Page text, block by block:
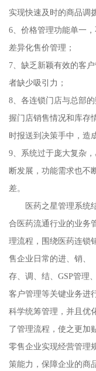
实现快速及时的商品调
6、价格管理功能单一
差异化售价管理；
7、缺乏新颖有效的客
者缺少吸引力；
8、各连锁门店与总部
握门店销售情况和库存
时报送到决策手中，造
9、系统过于庞大复杂
断发展，功能需求也不
差。
医药之星管理系统
合医药流通行业的业务
理流程，围绕医药连锁
售企业日常的进、销、
存、调、结、GSP管理、
客户管理等关键业务进
科学统筹管理，并且优
了管理流程，使之更加
零售企业实现经营管理
策能力，保障企业的商